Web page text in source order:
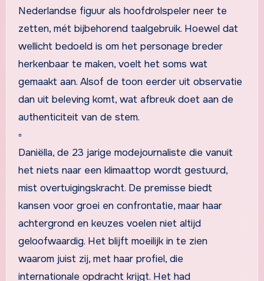
Nederlandse figuur als hoofdrolspeler neer te
zetten, mét bijbehorend taalgebruik. Hoewel dat
wellicht bedoeld is om het personage breder
herkenbaar te maken, voelt het soms wat
gemaakt aan. Alsof de toon eerder uit observatie
dan uit beleving komt, wat afbreuk doet aan de
authenticiteit van de stem.
▫
Daniëlla, de 23 jarige modejournaliste die vanuit
het niets naar een klimaattop wordt gestuurd,
mist overtuigingskracht. De premisse biedt
kansen voor groei en confrontatie, maar haar
achtergrond en keuzes voelen niet altijd
geloofwaardig. Het blijft moeilijk in te zien
waarom juist zij, met haar profiel, die
internationale opdracht krijgt. Het had